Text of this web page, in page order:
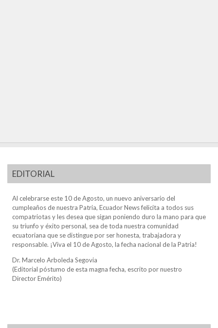
EDITORIAL
Al celebrarse este 10 de Agosto, un nuevo aniversario del
cumpleaños de nuestra Patria, Ecuador News felicita a todos sus
compatriotas y les desea que sigan poniendo duro la mano para que
su triunfo y éxito personal, sea de toda nuestra comunidad
ecuatoriana que se distingue por ser honesta, trabajadora y
responsable. ¡Viva el 10 de Agosto, la fecha nacional de la Patria!
Dr. Marcelo Arboleda Segovia
(Editorial póstumo de esta magna fecha, escrito por nuestro
Director Emérito)